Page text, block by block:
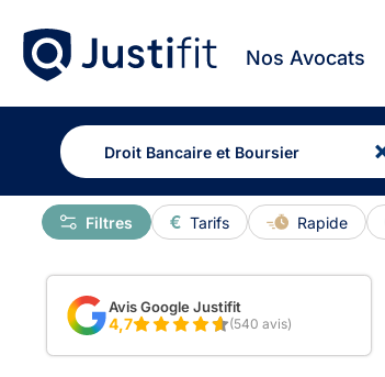
Nos Avocats
Tarifs Rapide
Filtres
Avis Google Justifit
4,7 (540 avis)